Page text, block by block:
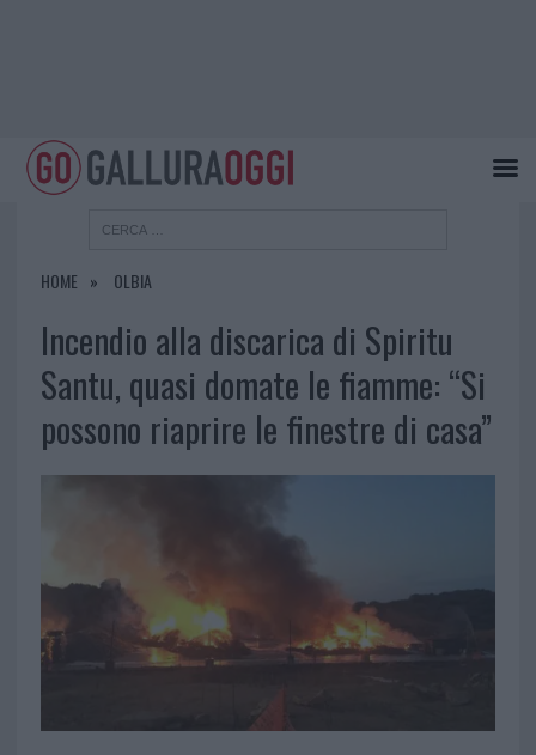
HOME OLBIA
Incendio alla discarica di Spiritu
Santu, quasi domate le fiamme: “Si
possono riaprire le finestre di casa”